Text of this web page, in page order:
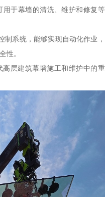
于幕墙的清洗、维护和修复等
制系统，能够实现自动化作业，
性。
层建筑幕墙施工和维护中的重